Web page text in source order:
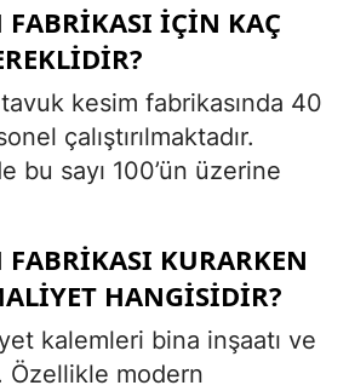
FABRIKASI IÇIN KAÇ
kesim fabrikasında 40
çalıştırılmaktadır.
bu sayı 100’ün üzerine
FABRIKASI KURARKEN
HANGISIDIR?
kalemleri bina inşaatı ve
Özellikle modern